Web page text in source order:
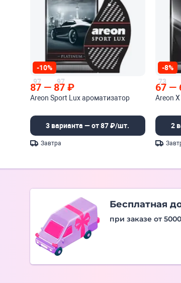
-10%
97
87 — 97
87₽
Areon Sport Lux ароматизатор
3 варианта — от 87 ₽/шт.
Завтра
-8%
73
67 —
Areon
2
Бесплатная
при заказе от